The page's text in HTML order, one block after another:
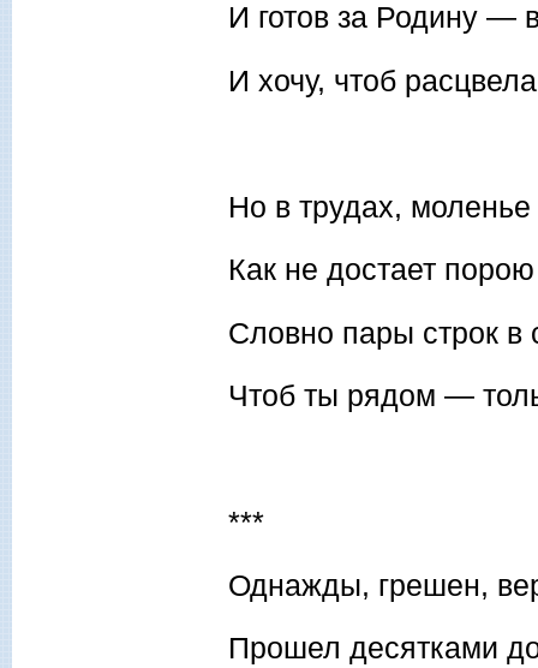
И готов за Родину —
И хочу, чтоб
Но в трудах, моленье
Как не достает
Словно пары строк в
Чтоб ты рядом —
***
Однажды, грешен,
Прошел десятками